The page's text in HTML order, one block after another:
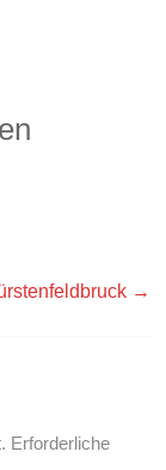
→
Erforderliche